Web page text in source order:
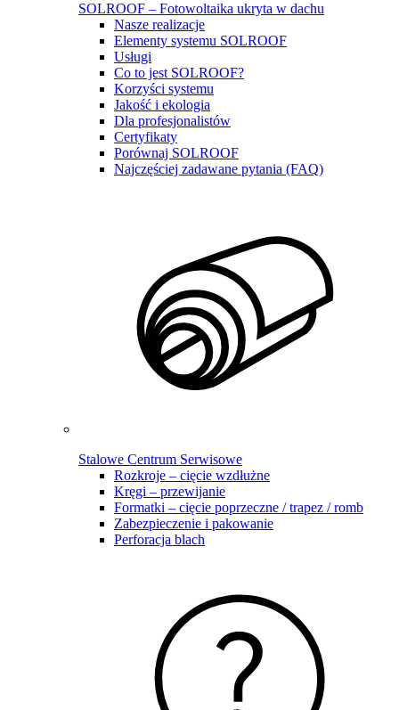
SOLROOF – Fotowoltaika ukryta w dachu
Nasze realizacje
Elementy systemu SOLROOF
Usługi
Co to jest SOLROOF?
Korzyści systemu
Jakość i ekologia
Dla profesjonalistów
Certyfikaty
Porównaj SOLROOF
Najczęściej zadawane pytania (FAQ)
Stalowe Centrum Serwisowe
Rozkroje – cięcie wzdłużne
Kręgi – przewijanie
Formatki – cięcie poprzeczne / trapez / romb
Zabezpieczenie i pakowanie
Perforacja blach